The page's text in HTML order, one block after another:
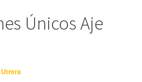
Únicos Aje